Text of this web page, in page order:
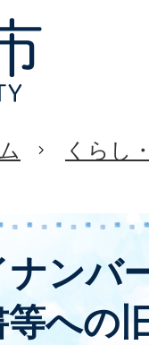
くらし
ンバ
への